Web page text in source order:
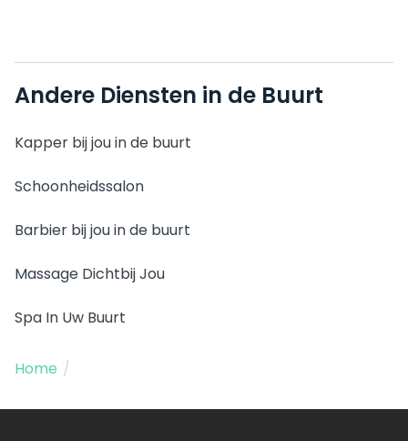
Andere Diensten in de Buurt
Kapper bij jou in de buurt
Schoonheidssalon
Barbier bij jou in de buurt
Massage Dichtbij Jou
Spa In Uw Buurt
Home /